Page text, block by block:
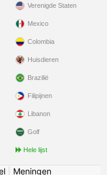
Verenigde Staten
Mexico
Colombia
Huisdieren
Brazilië
Filipijnen
Libanon
Golf
Hele lijst
| Meningen